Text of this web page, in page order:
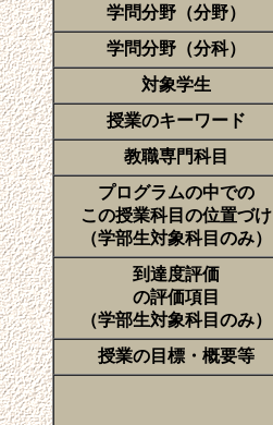
学問分野（分野）
学問分野（分科）
対象学生
授業のキーワード
教職専門科目
プログラムの中での
この授業科目の位置づけ
（学部生対象科目のみ）
到達度評価
の評価項目
（学部生対象科目のみ）
授業の目標・概要等